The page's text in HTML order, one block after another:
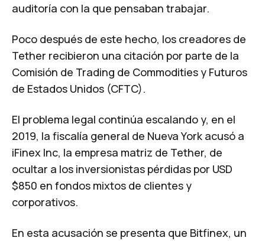
auditoría con la que pensaban trabajar.
Poco después de este hecho, los creadores de
Tether recibieron una citación por parte de la
Comisión de Trading de Commodities y Futuros
de Estados Unidos (CFTC).
El problema legal continúa escalando y, en el
2019, la fiscalía general de Nueva York acusó a
iFinex Inc, la empresa matriz de Tether, de
ocultar a los inversionistas pérdidas por USD
$850 en fondos mixtos de clientes y
corporativos.
En esta acusación se presenta que Bitfinex, un